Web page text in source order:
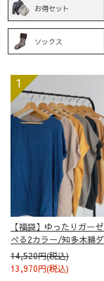
お得セット
ソックス
【福袋】ゆったりガー
べる2カラー/知多木綿
14,520円(税込)
13,970円(税込)